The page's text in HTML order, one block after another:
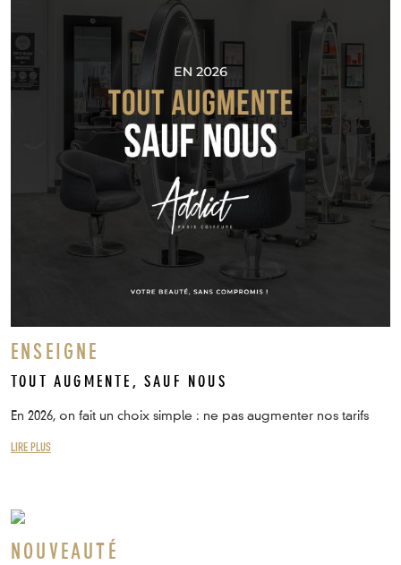
ENSEIGNE
TOUT AUGMENTE, SAUF NOUS
En 2026, on fait un choix simple : ne pas augmenter nos tarifs
LIRE PLUS
NOUVEAUTÉ